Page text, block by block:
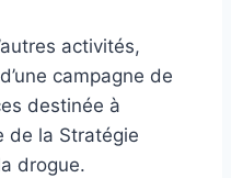
activités,
campagne de
destinée à
de la Stratégie
drogue.